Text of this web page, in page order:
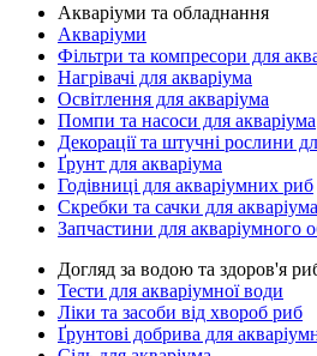
Акваріуми та обладнання
Акваріуми
Фільтри та компресори для
Нагрівачі для акваріума
Освітлення для акваріума
Помпи та насоси для акваріума
Декорації та штучні рослини
Ґрунт для акваріума
Годівниці для акваріумних риб
Скребки та сачки для акваріума
Запчастини для акваріумного
Догляд за водою та здоров'я
Тести для акваріумної води
Ліки та засоби від хвороб риб
Ґрунтові добрива для